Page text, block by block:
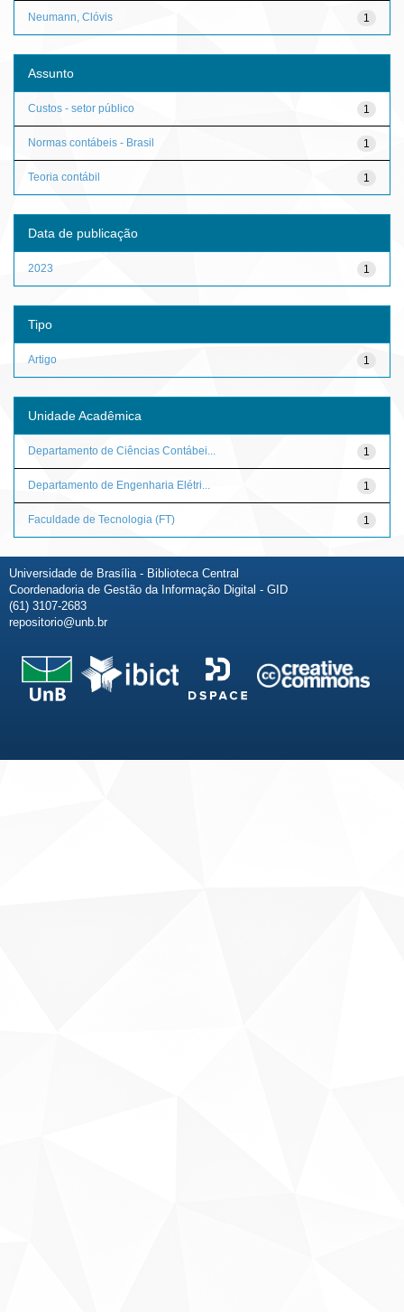
1
Neumann, Clóvis
Assunto
1
Custos - setor público
1
Normas contábeis - Brasil
1
Teoria contábil
Data de publicação
1
2023
Tipo
1
Artigo
Unidade Acadêmica
1
Departamento de Ciências Contábei...
1
Departamento de Engenharia Elétri...
1
Faculdade de Tecnologia (FT)
Universidade de Brasília - Biblioteca Central
Coordenadoria de Gestão da Informação Digital - GID
(61) 3107-2683
repositorio@unb.br